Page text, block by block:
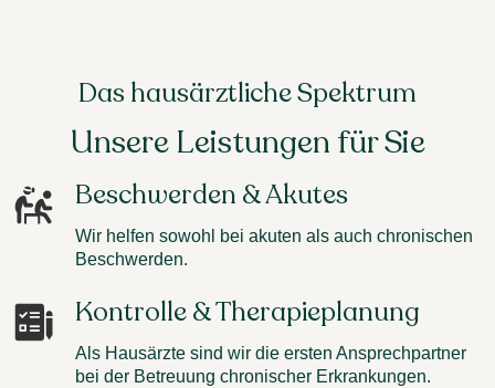
Das hausärztliche Spektrum
Unsere Leistungen für Sie
Beschwerden & Akutes
Wir helfen sowohl bei akuten als auch chronischen
Beschwerden.
Kontrolle & Therapieplanung
Als Hausärzte sind wir die ersten Ansprechpartner
bei der Betreuung chronischer Erkrankungen.